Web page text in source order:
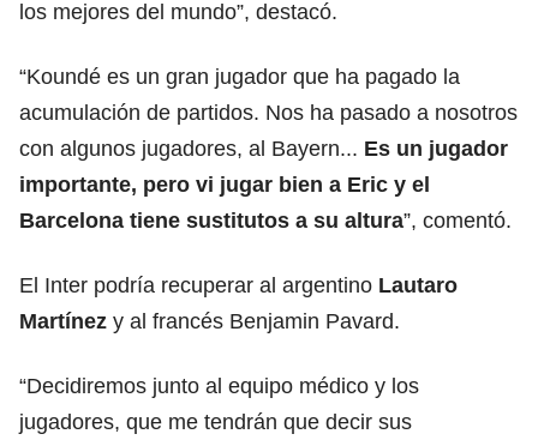
los mejores del mundo”, destacó.
“Koundé es un gran jugador que ha pagado la
acumulación de partidos. Nos ha pasado a nosotros
con algunos jugadores, al Bayern... Es un jugador
importante, pero vi jugar bien a Eric y el
Barcelona tiene sustitutos a su altura”, comentó.
El Inter podría recuperar al argentino Lautaro
Martínez y al francés Benjamin Pavard.
“Decidiremos junto al equipo médico y los
jugadores, que me tendrán que decir sus